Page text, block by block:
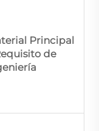
Principal
de